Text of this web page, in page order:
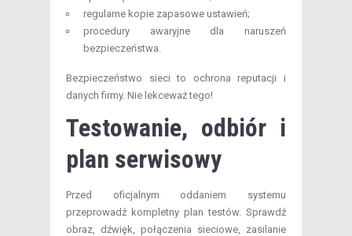
regularne kopie zapasowe ustawień;
procedury awaryjne dla naruszeń
bezpieczeństwa.
Bezpieczeństwo sieci to ochrona reputacji i
danych firmy. Nie lekceważ tego!
Testowanie, odbiór i
plan serwisowy
Przed oficjalnym oddaniem systemu
przeprowadź kompletny plan testów. Sprawdź
obraz, dźwięk, połączenia sieciowe, zasilanie